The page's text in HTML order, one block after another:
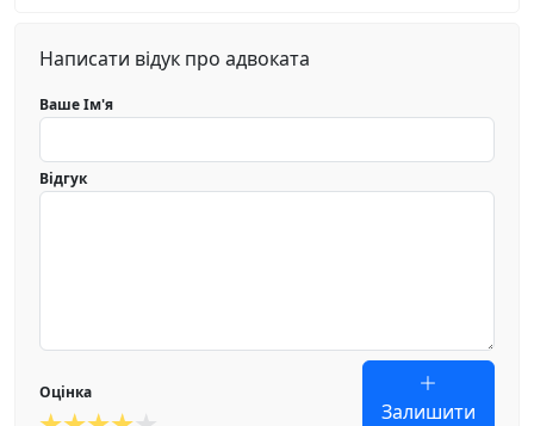
Написати відук про адвоката
Ваше Ім'я
Відгук
Оцінка
Залишити